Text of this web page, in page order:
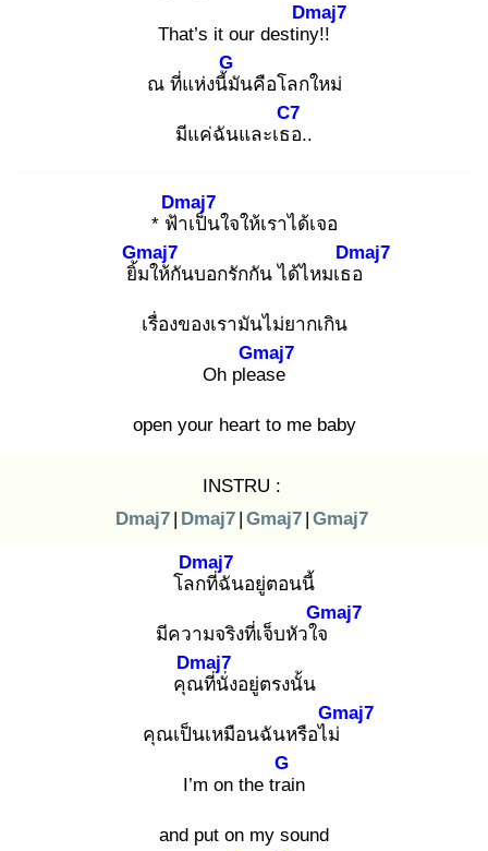
That’s it our destiny
Dmaj7
!!
ณ ที่แห่งนี้มั
G
นคือโลกใหม่
มีแค่ฉันและเธอ
C7
..
* ฟ้า
Dmaj7
เป็นใจให้เราได้เจอ
ยิ้ม
Gmaj7
ให้กันบอกรักกัน ได้ไหมเธอ
Dmaj7
เรื่องของเรามันไม่ยากเกิน
Oh plea
Gmaj7
se
open your heart to me baby
INSTRU :
Dmaj7 | Dmaj7 | Gmaj7 | Gmaj7
โลก
Dmaj7
ที่ฉันอยู่ตอนนี้
มีความจริงที่เจ็บหัวใจ
Gmaj7
คุณ
Dmaj7
ที่นั่งอยู่ตรงนั้น
คุณเป็นเหมือนฉันหรือไม่
Gmaj7
I’m on the trai
G
n
and put on my sound